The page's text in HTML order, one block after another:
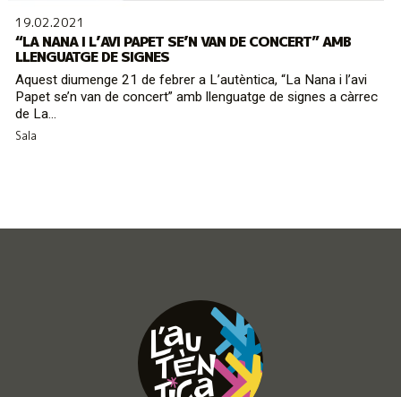
19.02.2021
“LA NANA I L’AVI PAPET SE’N VAN DE CONCERT” AMB
LLENGUATGE DE SIGNES
Aquest diumenge 21 de febrer a L’autèntica, “La Nana i l’avi
Papet se’n van de concert” amb llenguatge de signes a càrrec
de La...
Sala